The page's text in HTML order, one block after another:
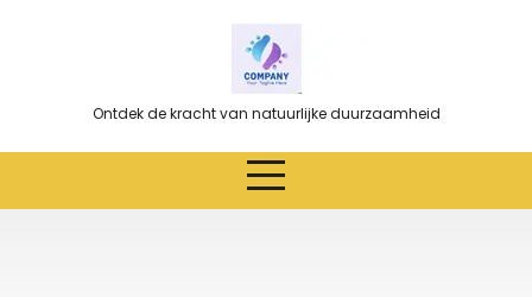
Ontdek de kracht van natuurlijke duurzaamheid